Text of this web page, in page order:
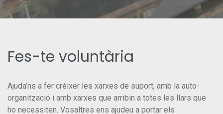
Fes-te voluntària
Ajuda’ns a fer créixer les xarxes de suport, amb la auto-
organització i amb xarxes que arribin a totes les llars que
ho necessiten. Vosaltres ens ajudeu a portar els